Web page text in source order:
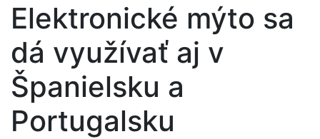
Elektronické mýto sa
dá využívať aj v
Španielsku a
Portugalsku